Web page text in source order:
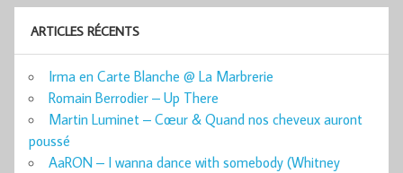
ARTICLES RÉCENTS
Irma en Carte Blanche @ La Marbrerie
Romain Berrodier – Up There
Martin Luminet – Cœur & Quand nos cheveux auront
poussé
AaRON – I wanna dance with somebody (Whitney